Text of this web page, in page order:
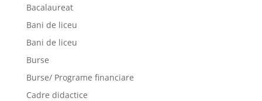
Bacalaureat
Bani de liceu
Bani de liceu
Burse
Burse/ Programe financiare
Cadre didactice